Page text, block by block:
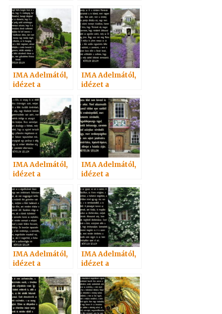
Szellemtől 48.
Szellemtől 21.
IMA Adelmától,
idézet a
Szellemtől 28.
IMA Adelmától,
idézet a
Szellemtől 37.
IMA Adelmától,
idézet a
Szellemtől 53.
IMA Adelmától,
idézet a
Szellemtől 55.
IMA Adelmától,
idézet a
Szellemtől 42.
IMA Adelmától,
idézet a
Szellemtől 23.